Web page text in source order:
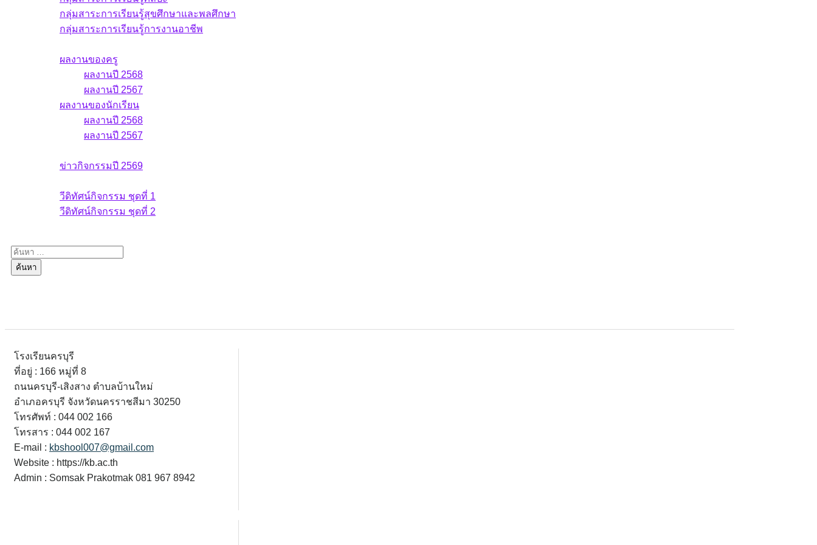
กลุ่มสาระการเรียนรู้สุขศึกษาและพลศึกษา
กลุ่มสาระการเรียนรู้การงานอาชีพ
ผลงานของครู
ผลงานปี 2568
ผลงานปี 2567
ผลงานของนักเรียน
ผลงานปี 2568
ผลงานปี 2567
ข่าวกิจกรรมปี 2569
วีดิทัศน์กิจกรรม ชุดที่ 1
วีดิทัศน์กิจกรรม ชุดที่ 2
โรงเรียนครบุรี
ที่อยู่ : 166 หมู่ที่ 8
ถนนครบุรี-เสิงสาง ตำบลบ้านใหม่
อำเภอครบุรี จังหวัดนครราชสีมา 30250
โทรศัพท์ : 044 002 166
โทรสาร : 044 002 167
E-mail : kbshool007@gmail.com
Website : https://kb.ac.th
Admin : Somsak Prakotmak 081 967 8942